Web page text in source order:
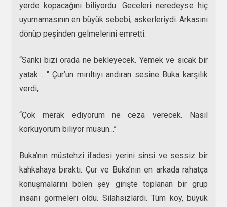
yerde kopacağını biliyordu. Geceleri neredeyse hiç
uyumamasının en büyük sebebi, askerleriydi. Arkasını
dönüp peşinden gelmelerini emretti.
“Sanki bizi orada ne bekleyecek. Yemek ve sıcak bir
yatak… ‘’ Çur’un mırıltıyı andıran sesine Buka karşılık
verdi,
“Çok merak ediyorum ne ceza verecek. Nasıl
korkuyorum biliyor musun…’’
Buka’nın müstehzi ifadesi yerini sinsi ve sessiz bir
kahkahaya bıraktı. Çur ve Buka’nın en arkada rahatça
konuşmalarını bölen şey girişte toplanan bir grup
insanı görmeleri oldu. Silahsızlardı. Tüm köy, büyük